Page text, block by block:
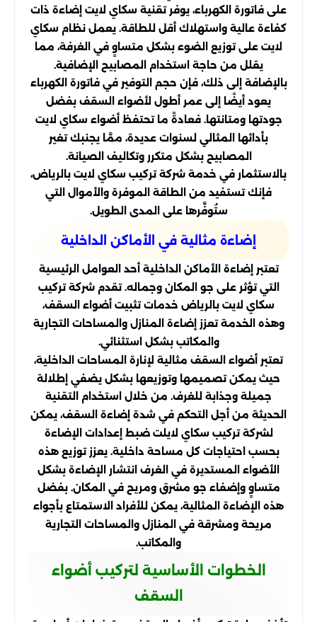
على فاتورة الكهرباء، يوفر تقنية سكاي لايت إضاءة ذات
كفاءة عالية واستهلاك أقل للطاقة. يعمل نظام سكاي
لايت على توزيع الضوء بشكل متساوٍ في الغرفة، مما
يقلل من حاجة استخدام المصابيح الإضافية.
بالإضافة إلى ذلك، فإن حجم التوفير في فاتورة الكهرباء
يعود أيضًا إلى عمر أطول لأضواء السقف بفضل
جودتها ومتانتها. فعادةً ما تحتفظ أضواء سكاي لايت
بأدائها المثالي لسنوات عديدة، ممَّا يجنبك تغير
المصابيح بشكل متكرر وتكاليف الصيانة.
بالاستثمار في خدمة شركة تركيب سكاي لايت بالرياض،
فإنك تستفيد من الطاقة الموفرة والأموال التي
ستُوفَّرها على المدى الطويل.
إضاءة مثالية في الأماكن الداخلية
تعتبر إضاءة الأماكن الداخلية أحد العوامل الرئيسية
التي تؤثر على جو المكان وجماله. تقدم شركة تركيب
سكاي لايت بالرياض خدمات تثبيت أضواء السقف،
وهذه الخدمة تعزز إضاءة المنازل والمساحات التجارية
والمكاتب بشكل استثنائي.
تعتبر أضواء السقف مثالية لإنارة المساحات الداخلية،
حيث يمكن تصميمها وتوزيعها بشكل يضفي إطلالة
جميلة وجذابة للغرف. من خلال استخدام التقنية
الحديثة من أجل التحكم في شدة إضاءة السقف، يمكن
لشركة تركيب سكاي لايلت ضبط إعدادات الإضاءة
بحسب احتياجات كل مساحة داخلية. يعزز توزيع هذه
الأضواء المستديرة في الغرف انتشار الإضاءة بشكل
متساوٍ وإضفاء جو مشرق ومريح في المكان. بفضل
هذه الإضاءة المثالية، يمكن للأفراد الاستمتاع بأجواء
مريحة ومشرقة في المنازل والمساحات التجارية
والمكاتب.
الخطوات الأساسية لتركيب أضواء
السقف